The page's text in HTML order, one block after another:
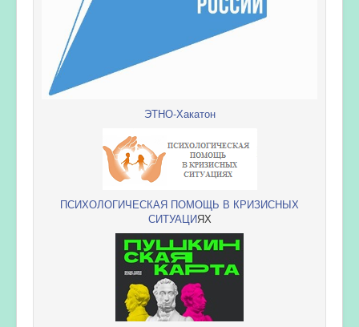
ЭТНО-Хакатон
ПСИХОЛОГИЧЕСКАЯ ПОМОЩЬ В КРИЗИСНЫХ
СИТУАЦИЯХ